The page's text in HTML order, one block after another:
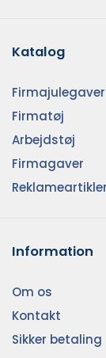
Katalog
Firmatøj
Arbejdstøj
Firmagaver
Information
Om os
Kontakt
Sikker betaling